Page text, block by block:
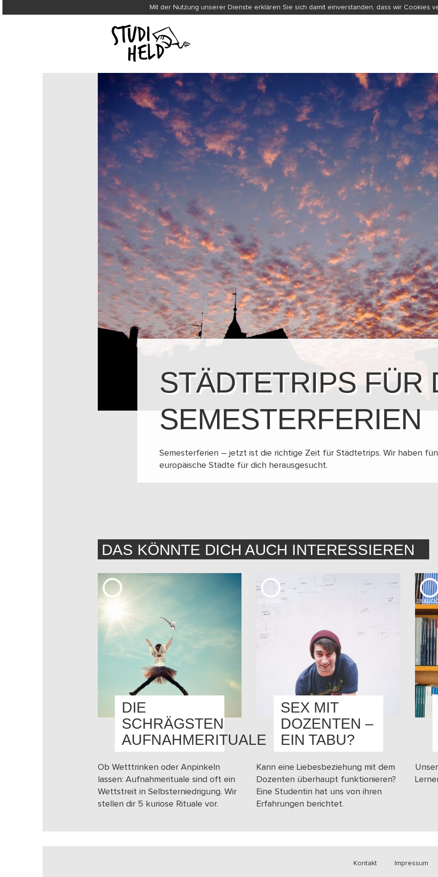
Mit der Nutzung unserer Dienste erklären Sie sich damit einverstanden, dass wir Cookies
STÄDTETRIPS FÜR
SEMESTERFERIEN
Semesterferien – jetzt ist die richtige Zeit für Städtetrips. Wir haben
europäische Städte für dich herausgesucht.
DAS KÖNNTE DICH AUCH INTERESSIEREN
24 KUDOS
DIE
SCHRÄGSTEN
AUFNAHMERITUALE
Ob Wetttrinken oder Anpinkeln
lassen: Aufnahmerituale sind oft ein
Wettstreit in Selbsterniedrigung. Wir
stellen dir 5 kuriose Rituale vor.
23 KUDOS
SEX MIT
DOZENTEN –
EIN TABU?
Kann eine Liebesbeziehung mit dem
Dozenten überhaupt funktionieren?
Eine Studentin hat uns von ihren
Erfahrungen berichtet.
18
Kontakt Impressum